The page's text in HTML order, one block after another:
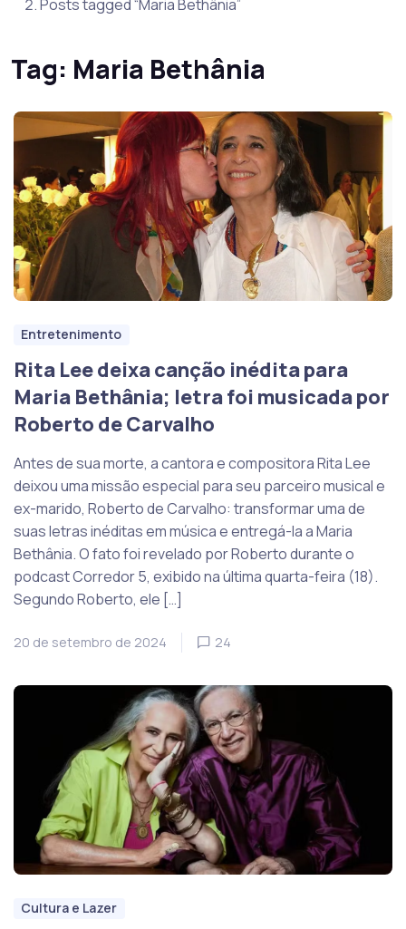
Posts tagged “Maria Bethânia”
Tag: Maria Bethânia
Entretenimento
Rita Lee deixa canção inédita para
Maria Bethânia; letra foi musicada por
Roberto de Carvalho
Antes de sua morte, a cantora e compositora Rita Lee
deixou uma missão especial para seu parceiro musical e
ex-marido, Roberto de Carvalho: transformar uma de
suas letras inéditas em música e entregá-la a Maria
Bethânia. O fato foi revelado por Roberto durante o
podcast Corredor 5, exibido na última quarta-feira (18).
Segundo Roberto, ele […]
20 de setembro de 2024 24
Cultura e Lazer